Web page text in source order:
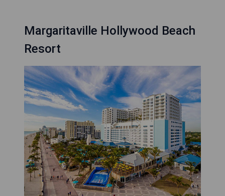
Margaritaville Hollywood Beach
Resort